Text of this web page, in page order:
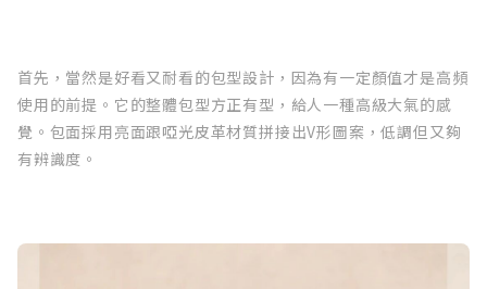
首先，當然是好看又耐看的包型設計，因為有一定顏值才是高頻
使用的前提。它的整體包型方正有型，給人一種高級大氣的感
覺。包面採用亮面跟啞光皮革材質拼接出V形圖案，低調但又夠
有辨識度。